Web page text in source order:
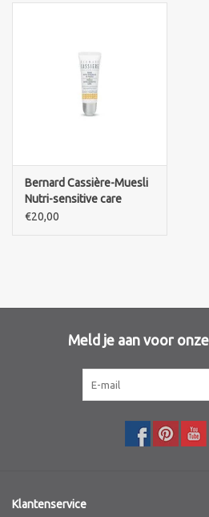
Bernard cassiere
Ekseption Skincare
Bernard Cassière-Muesli
Nutri-sensitive care
Honey-nourishing lip balm
€20,00
Meld je aan voor
Klantenservice